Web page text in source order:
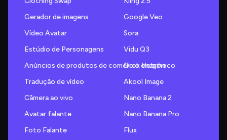
Gerador de imagens
Vídeo Avatar
Estúdio de Personagens
Anúncios de produtos de comércio eletrónico
Tradução de vídeo
Câmera ao vivo
Avatar falante
Foto Falante
Google Veo
Sora
Vidu Q3
Grok Imagine
Akool Image
Nano Banana 2
Nano Banana Pro
Flux